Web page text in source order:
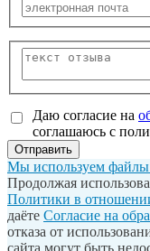
Даю согласие на
соглашаюсь с
Отправить
Мы используем файлы
Продолжая
Политики в
даёте Согласие на
отказа от
сайта могут быть